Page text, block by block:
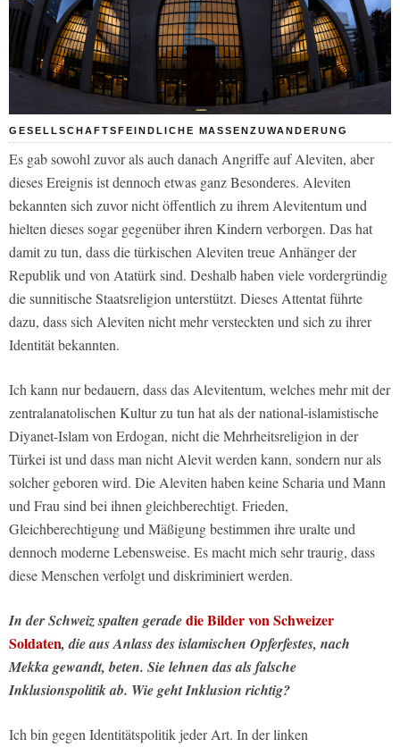
GESELLSCHAFTSFEINDLICHE MASSENZUWANDERUNG
Es gab sowohl zuvor als auch danach Angriffe auf Aleviten, aber
dieses Ereignis ist dennoch etwas ganz Besonderes. Aleviten
bekannten sich zuvor nicht öffentlich zu ihrem Alevitentum und
hielten dieses sogar gegenüber ihren Kindern verborgen. Das hat
damit zu tun, dass die türkischen Aleviten treue Anhänger der
Republik und von Atatürk sind. Deshalb haben viele vordergründig
die sunnitische Staatsreligion unterstützt. Dieses Attentat führte
dazu, dass sich Aleviten nicht mehr versteckten und sich zu ihrer
Identität bekannten.
Ich kann nur bedauern, dass das Alevitentum, welches mehr mit der
zentralanatolischen Kultur zu tun hat als der national-islamistische
Diyanet-Islam von Erdogan, nicht die Mehrheitsreligion in der
Türkei ist und dass man nicht Alevit werden kann, sondern nur als
solcher geboren wird. Die Aleviten haben keine Scharia und Mann
und Frau sind bei ihnen gleichberechtigt. Frieden,
Gleichberechtigung und Mäßigung bestimmen ihre uralte und
dennoch moderne Lebensweise. Es macht mich sehr traurig, dass
diese Menschen verfolgt und diskriminiert werden.
In der Schweiz spalten geradedie Bilder von Schweizer
Soldaten, die aus Anlass des islamischen Opferfestes, nach
Mekka gewandt, beten. Sie lehnen das als falsche
Inklusionspolitik ab. Wie geht Inklusion richtig?
Ich bin gegen Identitätspolitik jeder Art. In der linken